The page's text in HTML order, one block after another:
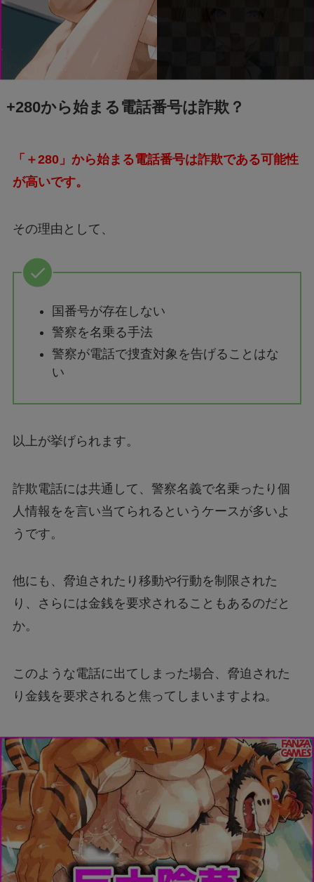
+280から始まる電話番号は詐欺？
「＋280」から始まる電話番号は詐欺である可能性
が高いです。
その理由として、
国番号が存在しない
警察を名乗る手法
警察が電話で捜査対象を告げることはな
い
以上が挙げられます。
詐欺電話には共通して、警察名義で名乗ったり個
人情報をを言い当てられるというケースが多いよ
うです。
他にも、脅迫されたり移動や行動を制限された
り、さらには金銭を要求されることもあるのだと
か。
このような電話に出てしまった場合、脅迫された
り金銭を要求されると焦ってしまいますよね。
そんな時はどうすればいいのでしょうか。